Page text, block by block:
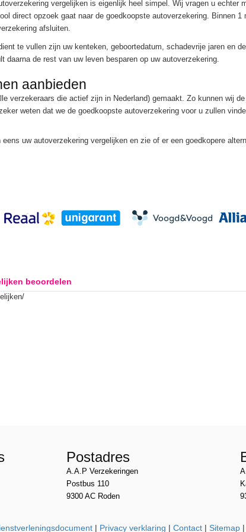
vergelijken is eigenlijk heel simpel. Wij vragen u echter
direct opzoek gaat naar de goedkoopste autoverzekering. Binnen
afsluiten.
te vullen zijn uw kenteken, geboortedatum, schadevrije jaren en
daarna de rest van uw leven besparen op uw autoverzekering.
aanbieden
verzekeraars die actief zijn in Nederland) gemaakt. Zo kunnen wij
weten dat we de goedkoopste autoverzekering voor u zullen
uw autoverzekering vergelijken en zie of er een goedkopere
beoordelen
Postadres
A.A.P Verzekeringen
Postbus 110
9300 AC Roden
| Privacy verklaring | Contact | Sitemap |